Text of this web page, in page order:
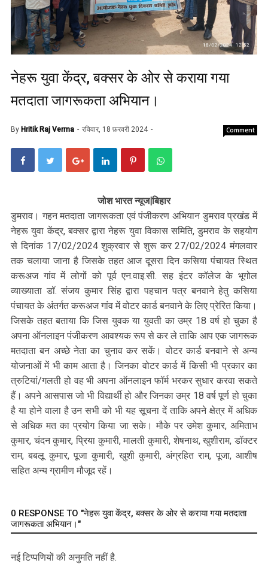
नेहरू युवा केंद्र, बक्सर के ओर से कराया गया
मतदाता जागरूकता अभियान।
By Hritik Raj Verma रविवार, 18 फ़रवरी 2024 Comment
जोश भारत न्यूज|बिहार
डुमराव। गहन मतदाता जागरूकता एवं पंजीकरण अभियान डुमराव प्रखंड में
नेहरू युवा केंद्र, बक्सर द्वारा नेहरू युवा विकास समिति, डुमराव के सहयोग
से दिनांक 17/02/2024 शुक्रवार से शुरू कर 27/02/2024 मंगलवार
तक चलाया जाना है जिसके तहत आज दूसरा दिन कसिया पंचायत स्थित
करूअज गांव में लोगों को पूर्व एन.वाइ.सी. सह इंटर कॉलेज के भूगोल
व्याख्याता डॉ. संजय कुमार सिंह द्वारा पहचान पत्र बनवाने हेतु कसिया
पंचायत के अंतर्गत करूअज गांव में वोटर कार्ड बनवाने के लिए प्रेरित किया।
जिसके तहत बताया कि जिस युवक या युवती का उम्र 18 वर्ष हो चुका है
अपना ऑनलाइन पंजीकरण आवश्यक रूप से कर ले ताकि आप एक जागरूक
मतदाता बन अच्छे नेता का चुनाव कर सकें। वोटर कार्ड बनवाने से अन्य
योजनाओं में भी काम आता है। जिनका वोटर कार्ड में किसी भी प्रकार का
त्रुटियां/गलती हो वह भी अपना ऑनलाइन फॉर्म भरकर सुधार करवा सकते
हैं। अपने आसपास जो भी विद्यार्थी हो और जिनका उम्र 18 वर्ष पूर्ण हो चुका
है या होने वाला है उन सभी को भी यह सूचना दें ताकि अपने क्षेत्र में अधिक
से अधिक मत का प्रयोग किया जा सके। मौके पर उमेश कुमार, अमिताभ
कुमार, चंदन कुमार, प्रिया कुमारी, मालती कुमारी, शेषनाथ, खुशीराम, डॉक्टर
राम, बबलू कुमार, पूजा कुमारी, खुशी कुमारी, अंग्रहित राम, पूजा, आशीष
सहित अन्य ग्रामीण मौजूद रहें।
0 RESPONSE TO "नेहरू युवा केंद्र, बक्सर के ओर से कराया गया मतदाता
जागरूकता अभियान।"
नई टिप्‍पणियों की अनुमति नहीं है.